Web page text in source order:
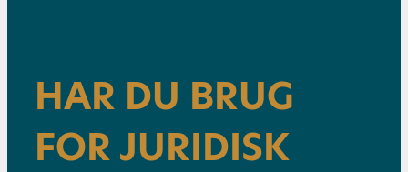
HAR DU BRUG
FOR JURIDISK